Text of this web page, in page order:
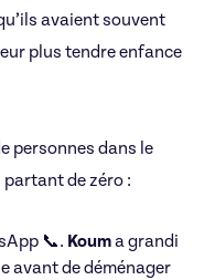
avaient souvent
plus tendre enfance
personnes dans le
de zéro :
📞. Kouma grandi
avant de déménager